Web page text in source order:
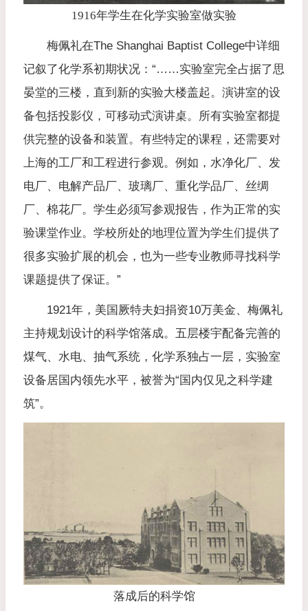
1916年学生在化学实验室做实验
梅佩礼在The Shanghai Baptist College中详细
记叙了化学系初期状况：“……实验室完全占据了思
晏堂的三楼，直到新的实验大楼盖起。演讲室的设
备包括投影仪，可移动式演讲桌。所有实验室都提
供完整的设备和装置。有些特定的课程，还需要对
上海的工厂和工程进行参观。例如，水净化厂、发
电厂、电解产品厂、玻璃厂、重化学品厂、丝绸
厂、棉花厂。学生必须写参观报告，作为正常的实
验课堂作业。学校所处的地理位置为学生们提供了
很多实验扩展的机会，也为一些专业教师寻找科学
课题提供了保证。”
1921年，美国厥特夫妇捐资10万美金、梅佩礼
主持规划设计的科学馆落成。五层楼宇配备完善的
煤气、水电、抽气系统，化学系独占一层，实验室
设备居国内领先水平，被誉为“国内仅见之科学建
筑”。
落成后的科学馆